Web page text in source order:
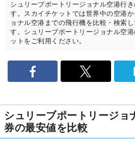
シュリーブポートリージョナル空港行
す。スカイチケットでは世界中の空港
ョナル空港までの飛行機を比較・検索
す。シュリーブポートリージョナル空
ットをご利用ください。
シュリーブポートリージョ
券の最安値を比較